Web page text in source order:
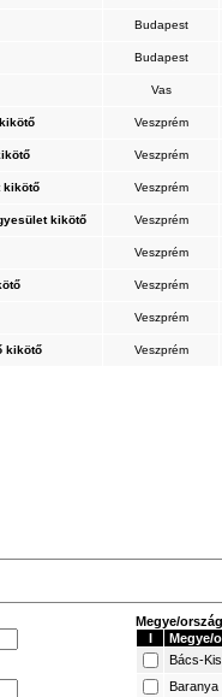
Budapest
Budapest
Vas
Veszprém
Veszprém
kikötő Veszprém
kikötő Veszprém
Veszprém
Veszprém
Veszprém
kikötő Veszprém
Megye/
I
Megye/
Bács-
Baranya